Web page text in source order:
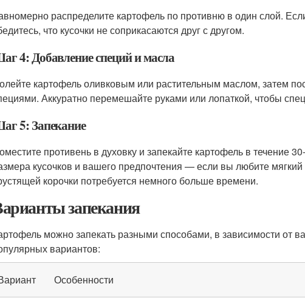
распределите картофель по противню в один слой.
что кусочки не соприкасаются друг с другом.
4: Добавление специй и масла
картофель оливковым или растительным маслом, затем
Аккуратно перемешайте руками или лопаткой, чтобы
5: Запекание
противень в духовку и запекайте картофель в течение
кусочков и вашего предпочтения — если вы любите
корочки потребуется немного больше времени.
запекания
можно запекать разными способами, в зависимости от
вариантов:
Особенности